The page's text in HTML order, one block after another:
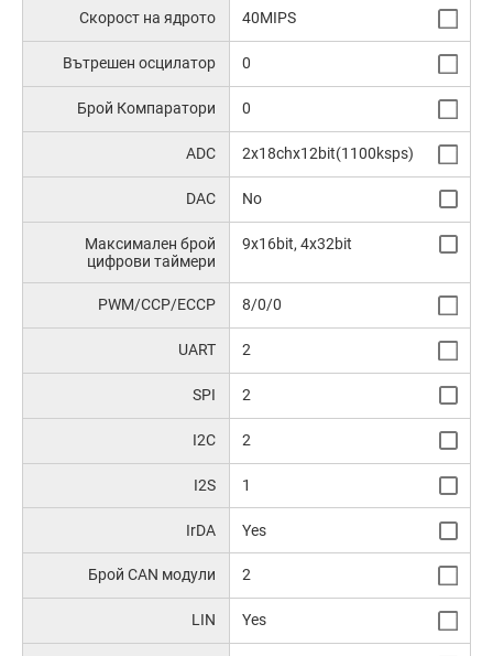
Скорост на ядрото 40MIPS
Вътрешен осцилатор 0
Брой Компаратори 0
ADC 2x18chx12bit(1100ksps)
DAC No
Максимален брой
цифрови таймери
9x16bit, 4x32bit
PWM/CCP/ECCP 8/0/0
UART 2
SPI 2
I2C 2
I2S 1
IrDA Yes
Брой CAN модули 2
LIN Yes